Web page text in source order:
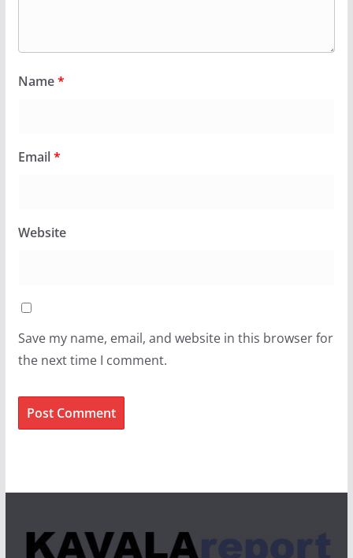
Name*
Email*
Website
Save my name, email, and website in this browser for
the next time I comment.